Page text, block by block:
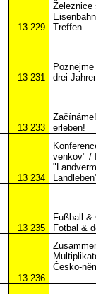
13 229
Železnice
Treffen
13 231
drei
13 233
erleben!
13 234
venkov" /
13 235
Fußball &
Fotbal &
13 236
Česko-